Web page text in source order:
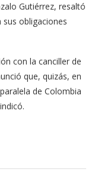
Gutiérrez, resaltó
obligaciones
con la canciller de
que, quizás, en
de Colombia